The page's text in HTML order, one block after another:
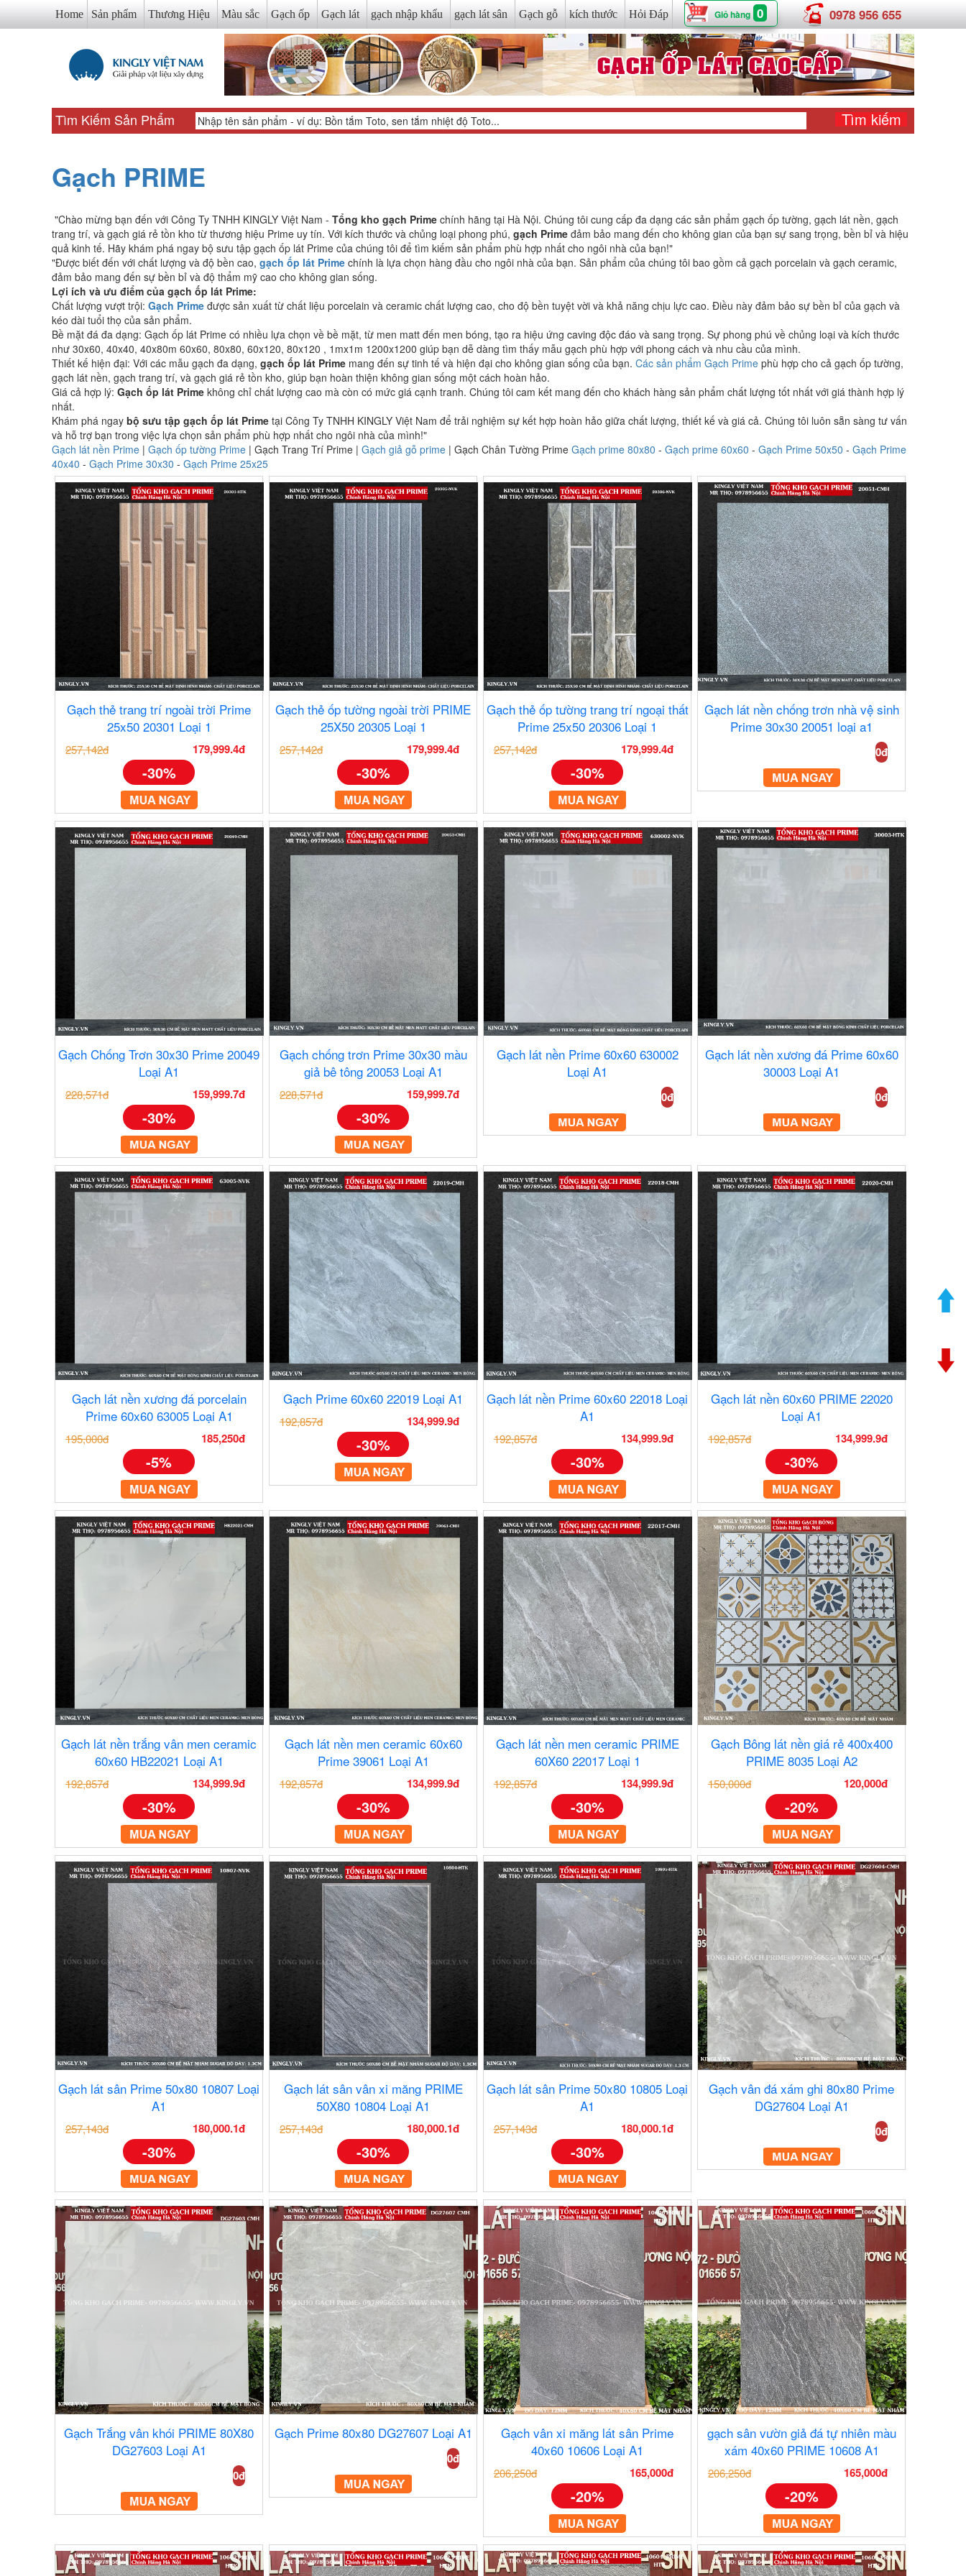
Home Sản phẩm Thương Hiệu Màu sắc Gạch ốp Gạch lát gạch nhập khẩu gạch lát sân Gạch gỗ kích thước Hỏi Đáp Giỏ hàng 0 0978 956 655
Tìm Kiếm Sản Phẩm
Gạch PRIME
"Chào mừng bạn đến với Công Ty TNHH KINGLY Việt Nam - Tổng kho gạch Prime chính hãng tại Hà Nội. Chúng tôi cung cấp đa dạng các sản phẩm gạch ốp tường, gạch lát nền, gạch
trang trí, và gạch giá rẻ tồn kho từ thương hiệu Prime uy tín. Với kích thước và chủng loại phong phú, gạch Prime đảm bảo mang đến cho không gian của bạn sự sang trọng, bền bỉ và hiệu
quả kinh tế. Hãy khám phá ngay bộ sưu tập gạch ốp lát Prime của chúng tôi để tìm kiếm sản phẩm phù hợp nhất cho ngôi nhà của bạn!"
"Được biết đến với chất lượng và độ bền cao, gạch ốp lát Prime chính là lựa chọn hàng đầu cho ngôi nhà của bạn. Sản phẩm của chúng tôi bao gồm cả gạch porcelain và gạch ceramic,
đảm bảo mang đến sự bền bỉ và độ thẩm mỹ cao cho không gian sống.
Lợi ích và ưu điểm của gạch ốp lát Prime:
Chất lượng vượt trội: Gạch Prime được sản xuất từ chất liệu porcelain và ceramic chất lượng cao, cho độ bền tuyệt vời và khả năng chịu lực cao. Điều này đảm bảo sự bền bỉ của gạch và
kéo dài tuổi thọ của sản phẩm.
Bề mặt đá đa dạng: Gạch ốp lát Prime có nhiều lựa chọn về bề mặt, từ men matt đến men bóng, tạo ra hiệu ứng caving độc đáo và sang trọng. Sự phong phú về chủng loại và kích thước
như 30x60, 40x40, 40x80m 60x60, 80x80, 60x120, 80x120 , 1mx1m 1200x1200 giúp bạn dễ dàng tìm thấy mẫu gạch phù hợp với phong cách và nhu cầu của mình.
Thiết kế hiện đại: Với các mẫu gạch đa dạng, gạch ốp lát Prime mang đến sự tinh tế và hiện đại cho không gian sống của bạn. Các sản phẩm Gạch Prime phù hợp cho cả gạch ốp tường,
gạch lát nền, gạch trang trí, và gạch giá rẻ tồn kho, giúp bạn hoàn thiện không gian sống một cách hoàn hảo.
Giá cả hợp lý: Gạch ốp lát Prime không chỉ chất lượng cao mà còn có mức giá cạnh tranh. Chúng tôi cam kết mang đến cho khách hàng sản phẩm chất lượng tốt nhất với giá thành hợp lý
nhất.
Khám phá ngay bộ sưu tập gạch ốp lát Prime tại Công Ty TNHH KINGLY Việt Nam để trải nghiệm sự kết hợp hoàn hảo giữa chất lượng, thiết kế và giá cả. Chúng tôi luôn sẵn sàng tư vấn
và hỗ trợ bạn trong việc lựa chọn sản phẩm phù hợp nhất cho ngôi nhà của mình!"
Gạch lát nền Prime | Gạch ốp tường Prime | Gạch Trang Trí Prime | Gạch giả gỗ prime | Gạch Chân Tường Prime Gạch prime 80x80 - Gạch prime 60x60 - Gạch Prime 50x50 - Gạch Prime
40x40 - Gạch Prime 30x30 - Gạch Prime 25x25
Gạch thẻ trang trí ngoài trời Prime
25x50 20301 Loại 1
257,142đ 179,999.4đ
-30%
Gạch thẻ ốp tường ngoài trời PRIME
25X50 20305 Loại 1
257,142đ 179,999.4đ
-30%
Gạch thẻ ốp tường trang trí ngoại thất
Prime 25x50 20306 Loại 1
257,142đ 179,999.4đ
-30%
Gạch lát nền chống trơn nhà vệ sinh
Prime 30x30 20051 loại a1
0đ
Gạch Chống Trơn 30x30 Prime 20049
Loại A1
228,571đ 159,999.7đ
-30%
Gạch chống trơn Prime 30x30 màu
giả bê tông 20053 Loại A1
228,571đ 159,999.7đ
-30%
Gạch lát nền Prime 60x60 630002
Loại A1
0đ
Gạch lát nền xương đá Prime 60x60
30003 Loại A1
0đ
Gạch lát nền xương đá porcelain
Prime 60x60 63005 Loại A1
195,000đ 185,250đ
-5%
Gạch Prime 60x60 22019 Loại A1
192,857đ 134,999.9đ
-30%
Gạch lát nền Prime 60x60 22018 Loại
A1
192,857đ 134,999.9đ
-30%
Gạch lát nền 60x60 PRIME 22020
Loại A1
192,857đ 134,999.9đ
-30%
Gạch lát nền trắng vân men ceramic
60x60 HB22021 Loại A1
192,857đ 134,999.9đ
-30%
Gạch lát nền men ceramic 60x60
Prime 39061 Loại A1
192,857đ 134,999.9đ
-30%
Gạch lát nền men ceramic PRIME
60X60 22017 Loại 1
192,857đ 134,999.9đ
-30%
Gạch Bông lát nền giá rẻ 400x400
PRIME 8035 Loại A2
150,000đ 120,000đ
-20%
Gạch lát sân Prime 50x80 10807 Loại
A1
257,143đ 180,000.1đ
-30%
Gạch lát sân vân xi măng PRIME
50X80 10804 Loại A1
257,143đ 180,000.1đ
-30%
Gạch lát sân Prime 50x80 10805 Loại
A1
257,143đ 180,000.1đ
-30%
Gạch vân đá xám ghi 80x80 Prime
DG27604 Loại A1
0đ
Gạch Trắng vân khói PRIME 80X80
DG27603 Loại A1
0đ
Gạch Prime 80x80 DG27607 Loại A1
0đ
Gạch vân xi măng lát sân Prime
40x60 10606 Loại A1
206,250đ 165,000đ
-20%
gạch sân vườn giả đá tự nhiên màu
xám 40x60 PRIME 10608 A1
206,250đ 165,000đ
-20%